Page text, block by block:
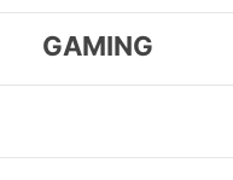
GAMING